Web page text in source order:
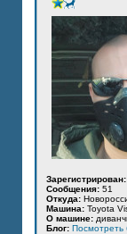
Зарегистрирован:
Сообщения: 51
Откуда:
Машина: Toyota
О машине:
Блог: Посмотреть